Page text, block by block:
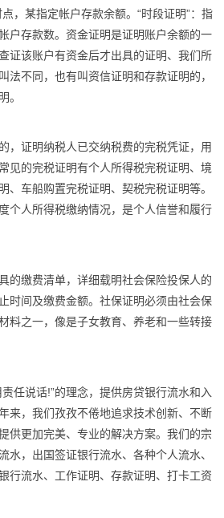
，某指定帐户存款余额。“时段证明”：指
户存款数。资金证明是证明账户余额的一
证该账户有资金后才出具的证明、我们所
法不同，也有叫资信证明和存款证明的，
。
，证明纳税人已交纳税费的完税凭证，用
见的完税证明有个人所得税完税证明、境
、车船购置完税证明、契税完税证明等。
个人所得税缴纳情况，是个人信誉和履行
的缴费清单，详细载明社会保险投保人的
时间及缴费金额。社保证明必须由社会保
料之一，像是子女教育、养老和一些转接
任说话!”的理念，提供房贷银行流水和入
来，我们孜孜不倦地追求技术创新、不断
供更加完美、专业的解决方案。我们的宗
水，出国签证银行流水、各种个人流水、
行流水、工作证明、存款证明、打卡工资